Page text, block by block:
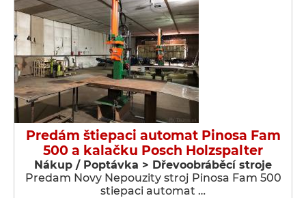
Predám štiepaci automat Pinosa Fam
500 a kalačku Posch Holzspalter
Nákup / Poptávka > Dřevoobráběcí stroje
Predam Novy Nepouzity stroj Pinosa Fam 500
stiepaci automat …